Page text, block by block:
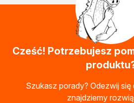
Cześć! Potrzebujesz
Szukasz porady? Odezwij
znajdziemy